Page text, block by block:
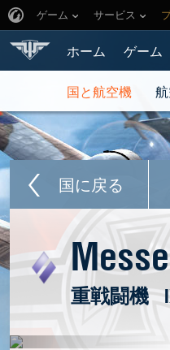
ゲーム サービス
ホーム ゲーム
国と航空機
国に戻る
重戦闘機